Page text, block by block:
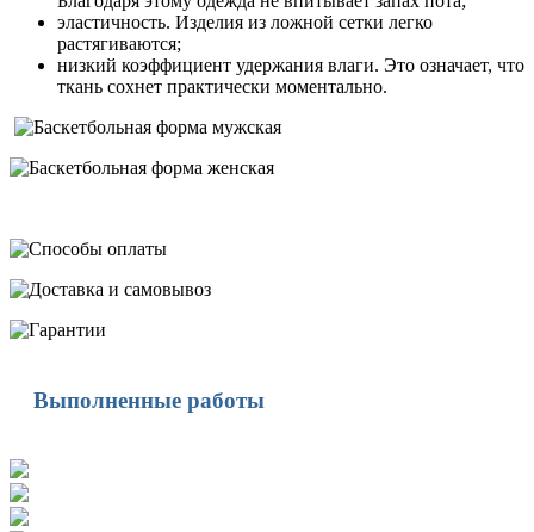
эластичность. Изделия из ложной сетки легко
растягиваются;
низкий коэффициент удержания влаги. Это означает, что
ткань сохнет практически моментально.
Выполненные работы